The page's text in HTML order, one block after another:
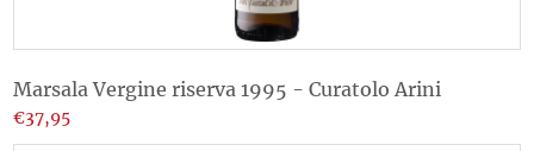
Marsala Vergine riserva 1995 - Curatolo Arini
€37,95